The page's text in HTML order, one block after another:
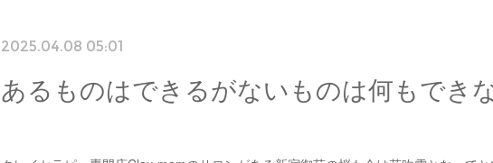
2025.04.08 05:01
あるものはできるがないものは何もでき